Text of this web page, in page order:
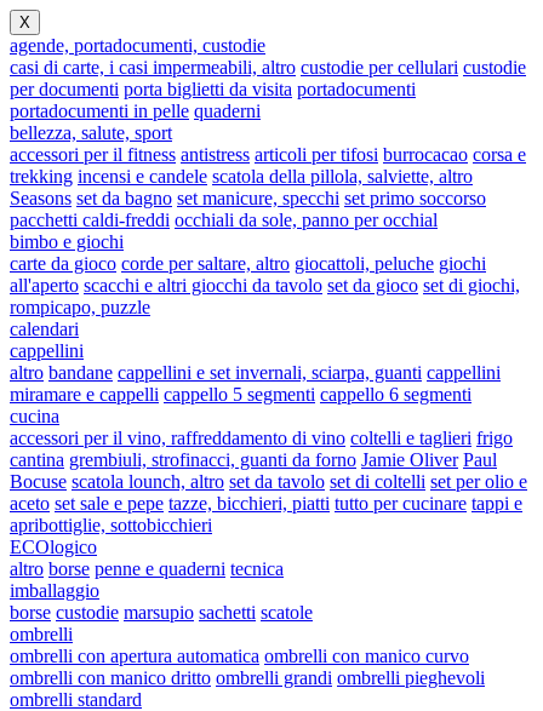
X
agende, portadocumenti, custodie
casi di carte, i casi impermeabili, altro custodie per cellulari custodie
per documenti porta biglietti da visita portadocumenti
portadocumenti in pelle quaderni
bellezza, salute, sport
accessori per il fitness antistress articoli per tifosi burrocacao corsa e
trekking incensi e candele scatola della pillola, salviette, altro
Seasons set da bagno set manicure, specchi set primo soccorso
pacchetti caldi-freddi occhiali da sole, panno per occhial
bimbo e giochi
carte da gioco corde per saltare, altro giocattoli, peluche giochi
all'aperto scacchi e altri giocchi da tavolo set da gioco set di giochi,
rompicapo, puzzle
calendari
cappellini
altro bandane cappellini e set invernali, sciarpa, guanti cappellini
miramare e cappelli cappello 5 segmenti cappello 6 segmenti
cucina
accessori per il vino, raffreddamento di vino coltelli e taglieri frigo
cantina grembiuli, strofinacci, guanti da forno Jamie Oliver Paul
Bocuse scatola lounch, altro set da tavolo set di coltelli set per olio e
aceto set sale e pepe tazze, bicchieri, piatti tutto per cucinare tappi e
apribottiglie, sottobicchieri
ECOlogico
altro borse penne e quaderni tecnica
imballaggio
borse custodie marsupio sachetti scatole
ombrelli
ombrelli con apertura automatica ombrelli con manico curvo
ombrelli con manico dritto ombrelli grandi ombrelli pieghevoli
ombrelli standard